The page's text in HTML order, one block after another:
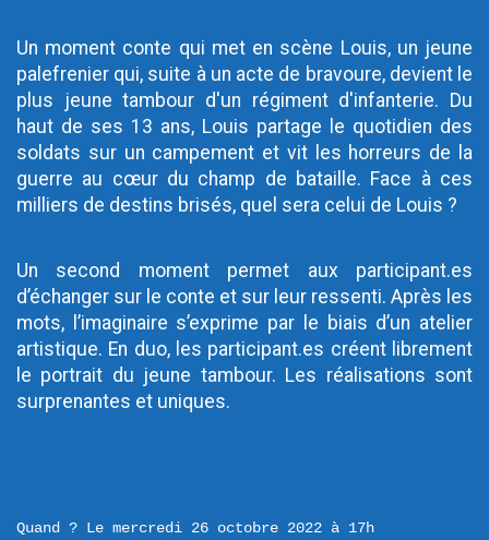
Un moment conte qui met en scène Louis, un jeune
palefrenier qui, suite à un acte de bravoure, devient le
plus jeune tambour d'un régiment d'infanterie. Du
haut de ses 13 ans, Louis partage le quotidien des
soldats sur un campement et vit les horreurs de la
guerre au cœur du champ de bataille. Face à ces
milliers de destins brisés, quel sera celui de Louis ?
Un second moment permet aux participant.es
d’échanger sur le conte et sur leur ressenti. Après les
mots, l’imaginaire s’exprime par le biais d’un atelier
artistique. En duo, les participant.es créent librement
le portrait du jeune tambour. Les réalisations sont
surprenantes et uniques.
Quand ? Le mercredi 26 octobre 2022 à 17h